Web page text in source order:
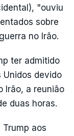
"ouviu
sobre
no Irão.
ter admitido
Unidos devido
Irão, a reunião
duas horas.
aos